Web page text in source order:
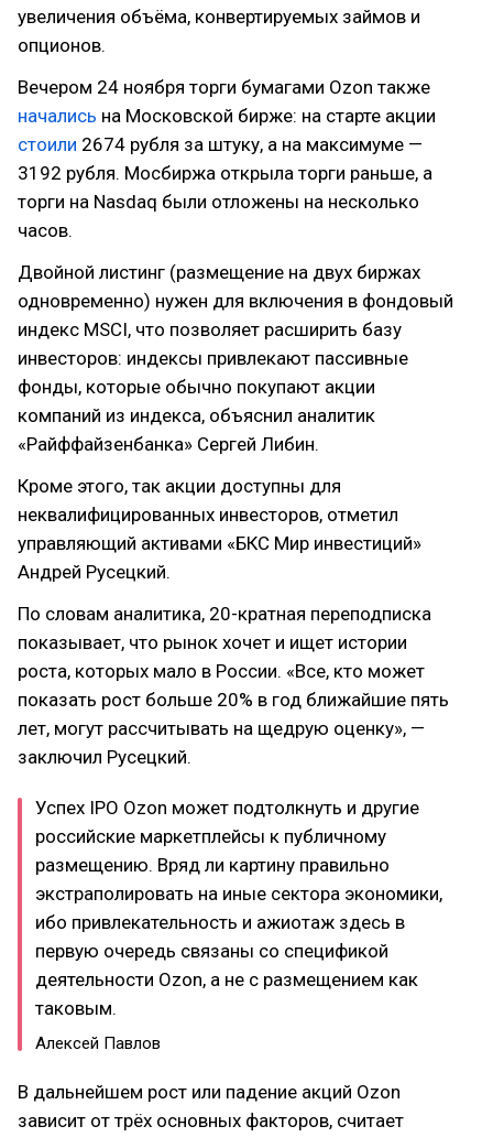
увеличения объёма, конвертируемых займов и
опционов.
Вечером 24 ноября торги бумагами Ozon также
начались на Московской бирже: на старте акции
стоили 2674 рубля за штуку, а на максимуме —
3192 рубля. Мосбиржа открыла торги раньше, а
торги на Nasdaq были отложены на несколько
часов.
Двойной листинг (размещение на двух биржах
одновременно) нужен для включения в фондовый
индекс MSCI, что позволяет расширить базу
инвесторов: индексы привлекают пассивные
фонды, которые обычно покупают акции
компаний из индекса, объяснил аналитик
«Райффайзенбанка» Сергей Либин.
Кроме этого, так акции доступны для
неквалифицированных инвесторов, отметил
управляющий активами «БКС Мир инвестиций»
Андрей Русецкий.
По словам аналитика, 20-кратная переподписка
показывает, что рынок хочет и ищет истории
роста, которых мало в России. «Все, кто может
показать рост больше 20% в год ближайшие пять
лет, могут рассчитывать на щедрую оценку», —
заключил Русецкий.
Успех IPO Ozon может подтолкнуть и другие
российские маркетплейсы к публичному
размещению. Вряд ли картину правильно
экстраполировать на иные сектора экономики,
ибо привлекательность и ажиотаж здесь в
первую очередь связаны со спецификой
деятельности Ozon, а не с размещением как
таковым.
Алексей Павлов
В дальнейшем рост или падение акций Ozon
зависит от трёх основных факторов, считает